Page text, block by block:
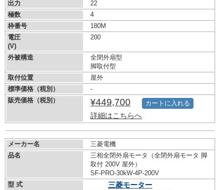
出力
22
極数
4
枠番号
180M
電圧
(V)
200
外被構造
全閉外扇型
脚取付型
取付位置
屋外
標準価格（税別）
-
販売価格（税別）
¥449,700
詳細はこちらへ
カートに入れる
メーカー名
三菱電機
品名
三相全閉外扇モータ（全閉外扇モータ 脚
取付 200V 屋外）
SF-PRO-30kW-4P-200V
型 式
三菱モーター